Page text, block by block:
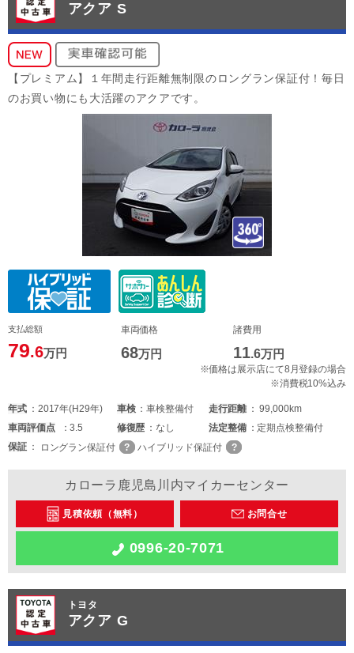
アクア S
【プレミアム】１年間走行距離無制限のロングラン保証付！毎日
のお買い物にも大活躍のアクアです。
支払総額
79.6万円
車両価格
68万円
諸費用
11.6万円
※価格は展示店にて8月登録の場合
※消費税10%込み
年式 2017年(H29年) 車検 車検整備付 走行距離
99,000km
車両評価点 3.5 修復歴 なし 法定整備
定期点検整備付
保証
ロングラン保証付 ハイブリッド保証付
カローラ鹿児島川内マイカーセンター
見積依頼（無料） お問合せ
0996-20-7071
トヨタ
アクア G